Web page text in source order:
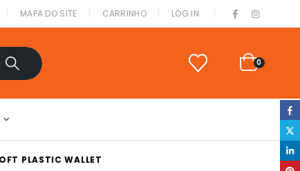
MAPA DO SITE CARRINHO LOG IN
0
PLASTIC WALLET